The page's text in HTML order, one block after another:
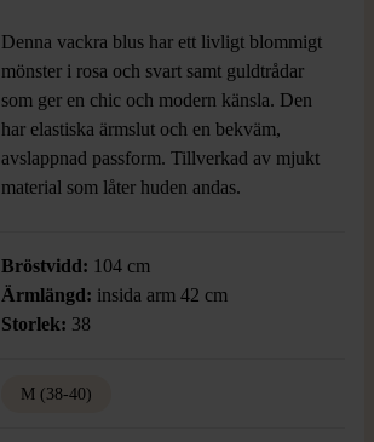
Denna vackra blus har ett livligt blommigt
mönster i rosa och svart samt guldtrådar
som ger en chic och modern känsla. Den
har elastiska ärmslut och en bekväm,
avslappnad passform. Tillverkad av mjukt
material som låter huden andas.
Bröstvidd: 104 cm
Ärmlängd: insida arm 42 cm
Storlek: 38
M (38-40)